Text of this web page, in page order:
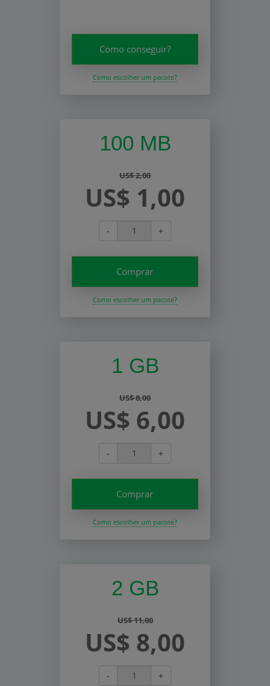
Como conseguir?
Como escolher um pacote?
100 MB
US$ 2,00
US$ 1,00
- +
Comprar
Como escolher um pacote?
1 GB
US$ 8,00
US$ 6,00
- +
Comprar
Como escolher um pacote?
2 GB
US$ 11,00
US$ 8,00
- +